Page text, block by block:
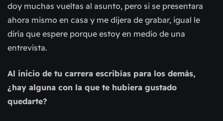
doy muchas vueltas al asunto, pero si se presentara
ahora mismo en casa y me dijera de grabar, igual le
diría que espere porque estoy en medio de una
entrevista.
Al inicio de tu carrera escribías para los demás,
¿hay alguna con la que te hubiera gustado
quedarte?